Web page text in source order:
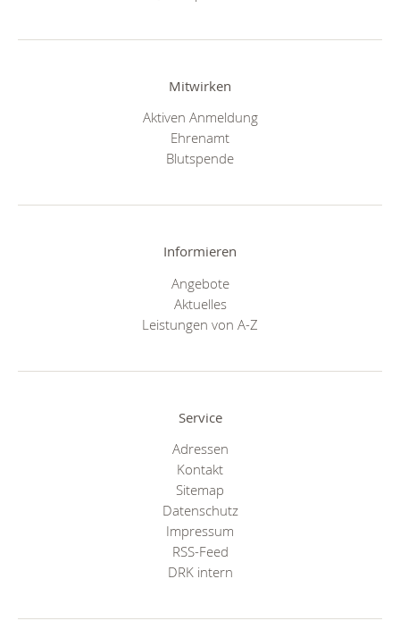
Mitwirken
Aktiven Anmeldung
Ehrenamt
Blutspende
Informieren
Angebote
Aktuelles
Leistungen von A-Z
Service
Adressen
Kontakt
Sitemap
Datenschutz
Impressum
RSS-Feed
DRK intern